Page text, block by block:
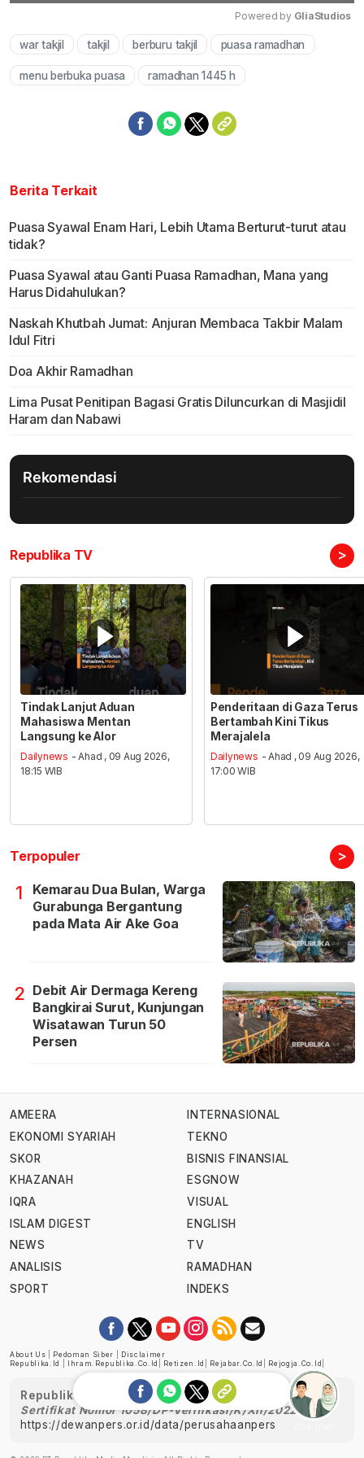
Mute
Powered by GliaStudios
war takjil takjil berburu takjil puasa ramadhan
menu berbuka puasa ramadhan 1445 h
Berita Terkait
Puasa Syawal Enam Hari, Lebih Utama Berturut-turut atau
tidak?
Puasa Syawal atau Ganti Puasa Ramadhan, Mana yang
Harus Didahulukan?
Naskah Khutbah Jumat: Anjuran Membaca Takbir Malam
Idul Fitri
Doa Akhir Ramadhan
Lima Pusat Penitipan Bagasi Gratis Diluncurkan di Masjidil
Haram dan Nabawi
Rekomendasi
Republika TV >
Tindak Lanjut Aduan
Mahasiswa Mentan
Langsung ke Alor
Dailynews - Ahad , 09 Aug 2026,
18:15 WIB
Penderitaan di Gaza Terus
Bertambah Kini Tikus
Merajalela
Dailynews - Ahad , 09 Aug 2026,
17:00 WIB
Terpopuler >
1
Kemarau Dua Bulan, Warga
Gurabunga Bergantung
pada Mata Air Ake Goa
2 Debit Air Dermaga Kereng
Bangkirai Surut, Kunjungan
Wisatawan Turun 50
Persen
AMEERA
EKONOMI SYARIAH
SKOR
KHAZANAH
IQRA
ISLAM DIGEST
NEWS
ANALISIS
SPORT
INTERNASIONAL
TEKNO
BISNIS FINANSIAL
ESGNOW
VISUAL
ENGLISH
TV
RAMADHAN
INDEKS
About Us Pedoman Siber
Disclaimer
Republika.id
Ihram.republika.co.id Retizen.id Rejabar.co.id Rejogja.co.id
Republika telah diverifikasi oleh Dewan Pers
Sertifikat Nomor 1058/DP-Verifikasi/K/XII/2022
https://dewanpers.or.id/data/perusahaanpers